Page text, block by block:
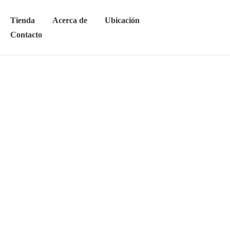
Tienda Acerca de
Ubicación
Contacto